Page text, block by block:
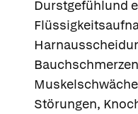
Durstgefühlund
Störungen,